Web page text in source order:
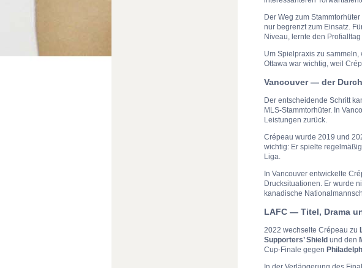
Der Weg zum
nur begrenzt zum Einsatz.
Niveau, lernte den
Um Spielpraxis zu sammeln,
Ottawa war wichtig, weil
Vancouver — der
Der entscheidende Schritt
MLS-Stammtorhüter. In
Leistungen zurück.
Crépeau wurde 2019 und
wichtig: Er spielte
Liga.
In Vancouver entwickelte
Drucksituationen. Er wurde
kanadische
LAFC — Titel, Drama
2022 wechselte Crépeau zu
Supporters’ Shield und den
Cup-Finale gegen